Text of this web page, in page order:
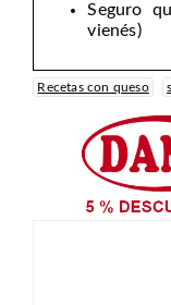
Seguro
vienés)
Recetas con queso